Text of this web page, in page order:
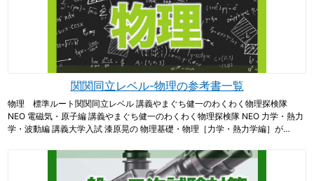
関関同立レベル-物理の参考書一覧
物理 標準ルート関関同立レベル 講義やまぐち健一のわくわく物理探検隊
NEO 電磁気・原子編 講義やまぐち健一のわくわく物理探検隊 NEO 力学・熱力
学・波動編 講義大学入試 漆原晃の 物理基礎・物理［力学・熱力学編］が…